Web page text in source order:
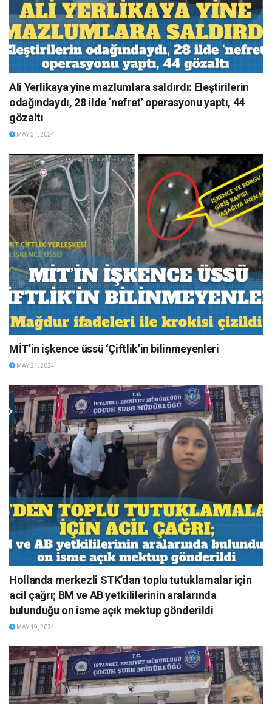
Ali Yerlikaya yine mazlumlara saldırdı: Eleştirilerin
odağındaydı, 28 ilde ‘nefret’ operasyonu yaptı, 44
gözaltı
MAY 21, 2024
MİT’in işkence üssü ‘Çiftlik’in bilinmeyenleri
MAY 21, 2024
Hollanda merkezli STK’dan toplu tutuklamalar için
acil çağrı; BM ve AB yetkililerinin aralarında
bulunduğu on isme açık mektup gönderildi
MAY 19, 2024